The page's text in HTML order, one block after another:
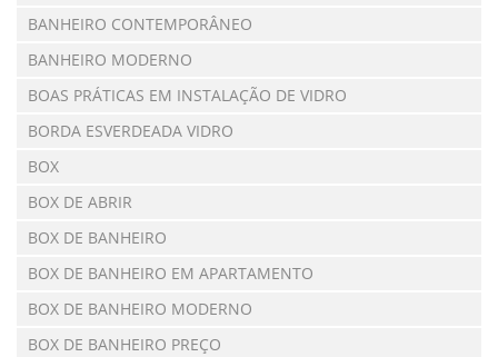
BANHEIRO CONTEMPORÂNEO
BANHEIRO MODERNO
BOAS PRÁTICAS EM INSTALAÇÃO DE VIDRO
BORDA ESVERDEADA VIDRO
BOX
BOX DE ABRIR
BOX DE BANHEIRO
BOX DE BANHEIRO EM APARTAMENTO
BOX DE BANHEIRO MODERNO
BOX DE BANHEIRO PREÇO